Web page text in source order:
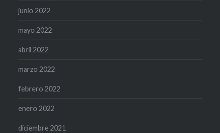
junio 2022
mayo 2022
abril 2022
marzo 2022
febrero 2022
enero 2022
diciembre 2021